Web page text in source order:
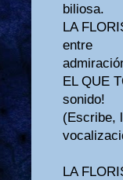
biliosa.
LA
entre
EL QUE
sonido!
(Escribe,
LA